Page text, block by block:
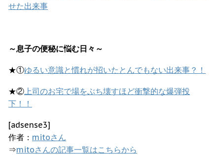
せた出来事
～息子の便秘に悩む日々～
★①ゆるい意識と慣れが招いたとんでもない出来事？！
★② 上司のお宅で場をぶち壊すほど衝撃的な爆弾投
下！！
[adsense3]
作者： mitoさん
⇒mitoさんの記事一覧はこちらから